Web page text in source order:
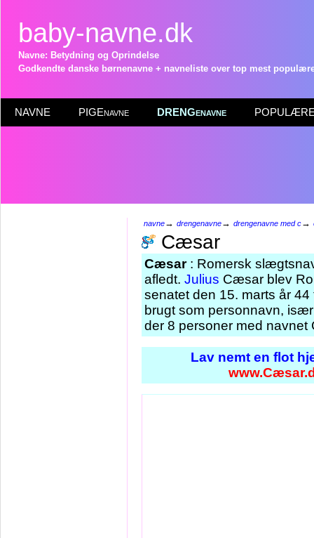
baby-navne.dk
Navne: Betydning og Oprindelse
Godkendte danske børnenavne + navneliste over top mest
NAVNE PIGEnavne DRENGenavne POPULÆRE
navne→ drengenavne→ drengenavne med c→
Cæsar
Cæsar: Romersk
afledt. Julius Cæsar blev
senatet den 15. marts år
brugt som personnavn,
der 8 personer med
Lav nemt en flot